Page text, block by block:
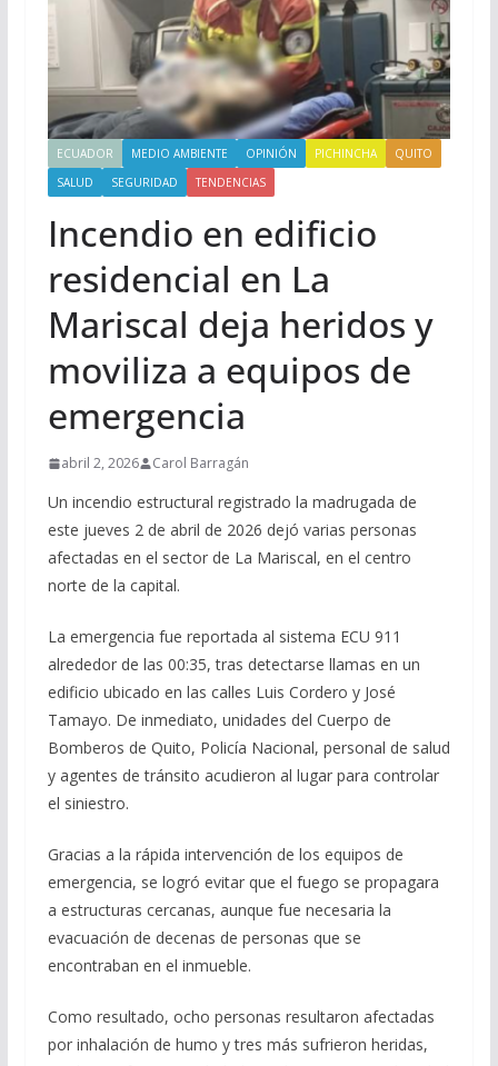
ECUADOR MEDIO AMBIENTE OPINIÓN PICHINCHA
QUITO
SALUD
SEGURIDAD TENDENCIAS
Incendio en edificio
residencial en La
Mariscal deja heridos y
moviliza a equipos de
emergencia
abril 2, 2026 Carol Barragán
Un incendio estructural registrado la madrugada de
este jueves 2 de abril de 2026 dejó varias personas
afectadas en el sector de La Mariscal, en el centro
norte de la capital.
La emergencia fue reportada al sistema ECU 911
alrededor de las 00:35, tras detectarse llamas en un
edificio ubicado en las calles Luis Cordero y José
Tamayo. De inmediato, unidades del Cuerpo de
Bomberos de Quito, Policía Nacional, personal de salud
y agentes de tránsito acudieron al lugar para controlar
el siniestro.
Gracias a la rápida intervención de los equipos de
emergencia, se logró evitar que el fuego se propagara
a estructuras cercanas, aunque fue necesaria la
evacuación de decenas de personas que se
encontraban en el inmueble.
Como resultado, ocho personas resultaron afectadas
por inhalación de humo y tres más sufrieron heridas,